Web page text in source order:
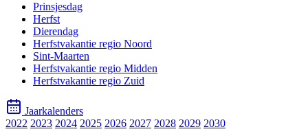
Prinsjesdag
Herfst
Dierendag
Herfstvakantie regio Noord
Sint-Maarten
Herfstvakantie regio Midden
Herfstvakantie regio Zuid
Jaarkalenders
2022 2023 2024 2025 2026 2027 2028 2029 2030